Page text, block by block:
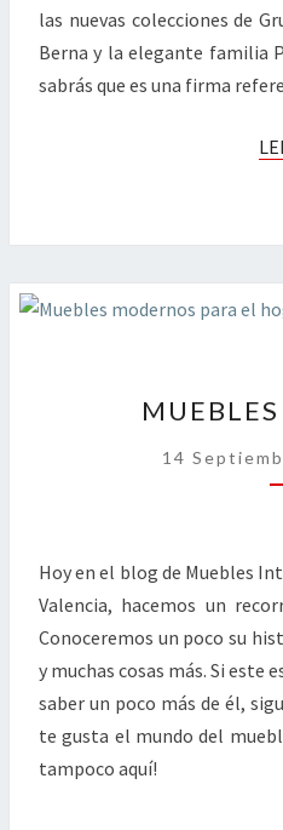
las nuevas colecciones de
Berna y la elegante familia
sabrás que es una firma
14
Hoy en el blog de Muebles
Valencia, hacemos un
Conoceremos un poco su
y muchas cosas más. Si este
saber un poco más de él,
te gusta el mundo del
tampoco aquí!